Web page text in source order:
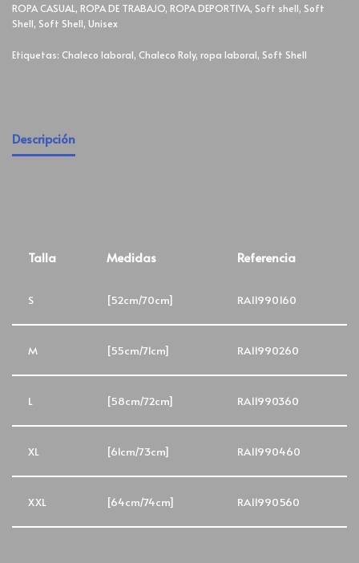
ROPA CASUAL, ROPA DE TRABAJO, ROPA DEPORTIVA, Soft shell, Soft
Shell, Soft Shell, Unisex
Etiquetas: Chaleco laboral, Chaleco Roly, ropa laboral, Soft Shell
Descripción
Talla Medidas Referencia
S [52cm/70cm] RA11990160
M [55cm/71cm] RA11990260
L [58cm/72cm] RA11990360
XL [61cm/73cm] RA11990460
XXL [64cm/74cm] RA11990560